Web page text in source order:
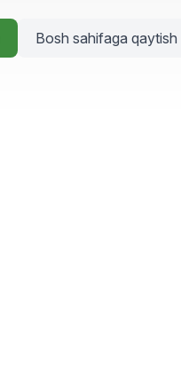
Bosh sahifaga qaytish